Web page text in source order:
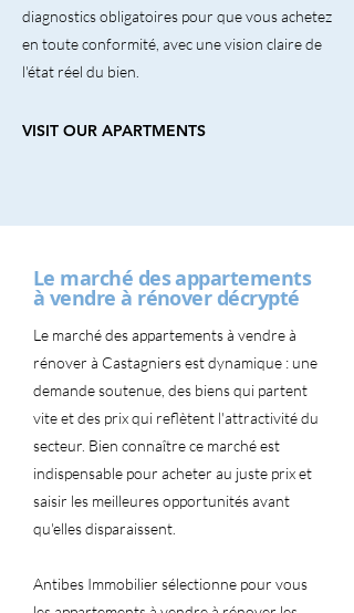
diagnostics obligatoires pour que vous achetez
en toute conformité, avec une vision claire de
l'état réel du bien.
VISIT OUR APARTMENTS
Le marché des appartements
à vendre à rénover décrypté
Le marché des appartements à vendre à
rénover à Castagniers est dynamique : une
demande soutenue, des biens qui partent
vite et des prix qui reflètent l'attractivité du
secteur. Bien connaître ce marché est
indispensable pour acheter au juste prix et
saisir les meilleures opportunités avant
qu'elles disparaissent.
Antibes Immobilier sélectionne pour vous